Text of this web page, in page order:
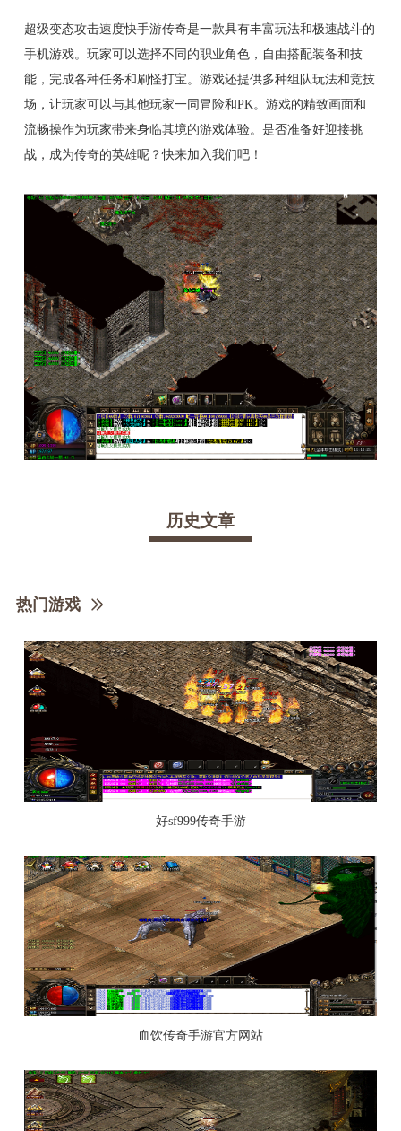
超级变态攻击速度快手游传奇是一款具有丰富玩法和极速战斗的
手机游戏。玩家可以选择不同的职业角色，自由搭配装备和技
能，完成各种任务和刷怪打宝。游戏还提供多种组队玩法和竞技
场，让玩家可以与其他玩家一同冒险和PK。游戏的精致画面和
流畅操作为玩家带来身临其境的游戏体验。是否准备好迎接挑
战，成为传奇的英雄呢？快来加入我们吧！
历史文章
热门游戏
好sf999传奇手游
血饮传奇手游官方网站